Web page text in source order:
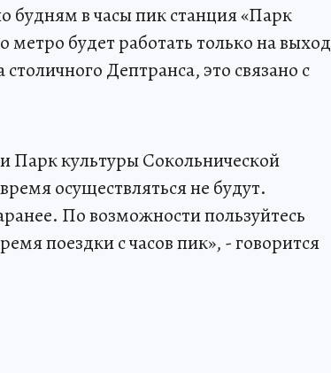
будням в часы пик станция «Парк
будет работать только на выход
Дептранса, это связано с
Парк культуры Сокольнической
осуществляться не будут.
По возможности пользуйтесь
поездки с часов пик», - говорится